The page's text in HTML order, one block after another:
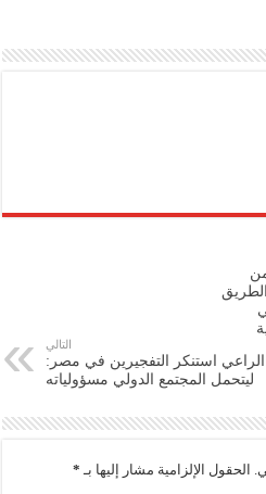
التالي
الراعي استنكر التفجيرين في مصر:
ليتحمل المجتمع الدولي مسؤولياته
الحقول الإلزامية مشار إليها بـ *